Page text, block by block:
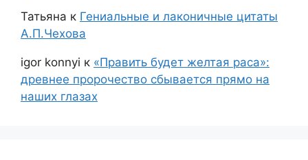
Татьяна к Гениальные и лаконичные цитаты
А.П.Чехова
igor konnyi к «Править будет желтая раса»:
древнее пророчество сбывается прямо на
наших глазах